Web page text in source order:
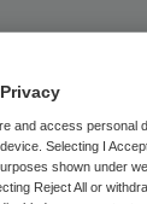
die in een
woont,
de deur
and access personal
Selecting I
shown under
Reject All or